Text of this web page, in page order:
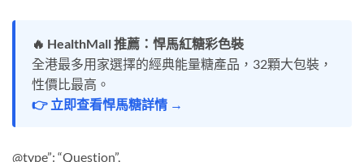
🔥 HealthMall 推薦：悍馬紅糖彩色裝
全港最多用家選擇的經典能量糖產品，32顆大包裝，
性價比最高。
👉 立即查看悍馬糖詳情 →
@type”: “Question”,